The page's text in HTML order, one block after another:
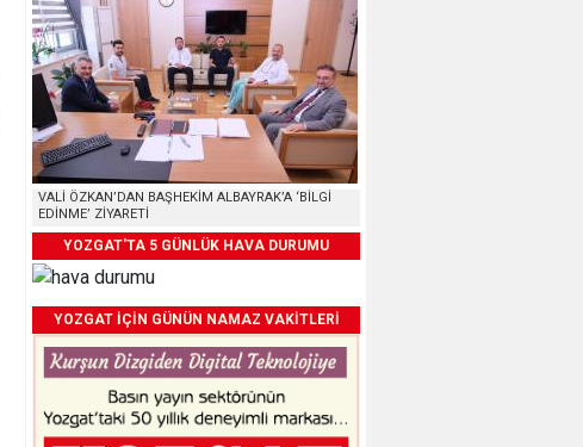
VALİ ÖZKAN’DAN BAŞHEKİM ALBAYRAK’A ‘BİLGİ
EDİNME’ ZİYARETİ
YOZGAT'TA 5 GÜNLÜK HAVA DURUMU
YOZGAT İÇİN GÜNÜN NAMAZ VAKİTLERİ